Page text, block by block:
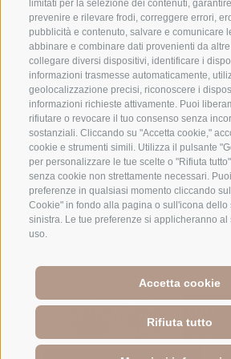
limitati per la selezione dei contenuti,
prevenire e rilevare frodi, correggere errori,
pubblicità e contenuto, salvare e comunicare
abbinare e combinare dati provenienti da
collegare diversi dispositivi, identificare i
informazioni trasmesse automaticamente,
geolocalizzazione precisi, riconoscere i
informazioni richieste attivamente. Puoi
rifiutare o revocare il tuo consenso senza
sostanziali. Cliccando su "Accetta cookie,"
cookie e strumenti simili. Utilizza il pulsante
per personalizzare le tue scelte o "Rifiuta
senza cookie non strettamente necessari.
preferenze in qualsiasi momento cliccando
Cookie" in fondo alla pagina o sull'icona dello
sinistra. Le tue preferenze si applicheranno al
uso.
Accetta cookie
Rifiuta tutto
+39 334
Tel:+39 0462 601
chiama alle ore 9 -11 e alle
>